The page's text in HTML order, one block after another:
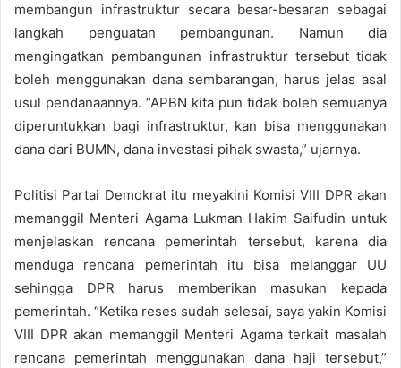
membangun infrastruktur secara besar-besaran sebagai
langkah penguatan pembangunan. Namun dia
mengingatkan pembangunan infrastruktur tersebut tidak
boleh menggunakan dana sembarangan, harus jelas asal
usul pendanaannya. “APBN kita pun tidak boleh semuanya
diperuntukkan bagi infrastruktur, kan bisa menggunakan
dana dari BUMN, dana investasi pihak swasta,” ujarnya.
Politisi Partai Demokrat itu meyakini Komisi VIII DPR akan
memanggil Menteri Agama Lukman Hakim Saifudin untuk
menjelaskan rencana pemerintah tersebut, karena dia
menduga rencana pemerintah itu bisa melanggar UU
sehingga DPR harus memberikan masukan kepada
pemerintah. “Ketika reses sudah selesai, saya yakin Komisi
VIII DPR akan memanggil Menteri Agama terkait masalah
rencana pemerintah menggunakan dana haji tersebut,”